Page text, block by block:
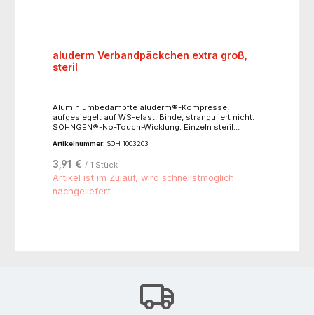
aluderm Verbandpäckchen extra groß,
steril
Aluminiumbedampfte aluderm®-Kompresse,
aufgesiegelt auf WS-elast. Binde, stranguliert nicht.
SÖHNGEN®-No-Touch-Wicklung. Einzeln steril
35 x 45 cm.
Artikelnummer: SÖH 1003203
3,91 € / 1 Stück
Artikel ist im Zulauf, wird schnellstmöglich
nachgeliefert